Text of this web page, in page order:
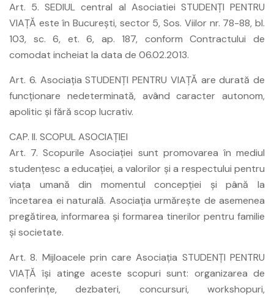
Art. 5. SEDIUL central al Asociatiei STUDENŢI PENTRU
VIAŢĂ este în Bucureşti, sector 5, Sos. Viilor nr. 78-88, bl.
103, sc. 6, et. 6, ap. 187, conform Contractului de
comodat incheiat la data de 06.02.2013.
Art. 6. Asociaţia STUDENŢI PENTRU VIAŢĂ are durată de
funcţionare nedeterminată, având caracter autonom,
apolitic şi fără scop lucrativ.
CAP. II. SCOPUL ASOCIAŢIEI
Art. 7. Scopurile Asociaţiei sunt promovarea în mediul
studenţesc a educaţiei, a valorilor şi a respectului pentru
viaţa umană din momentul concepţiei şi până la
încetarea ei naturală. Asociaţia urmăreşte de asemenea
pregătirea, informarea şi formarea tinerilor pentru familie
şi societate.
Art. 8. Mijloacele prin care Asociaţia STUDENŢI PENTRU
VIAŢĂ îşi atinge aceste scopuri sunt: organizarea de
conferinţe, dezbateri, concursuri, workshopuri,